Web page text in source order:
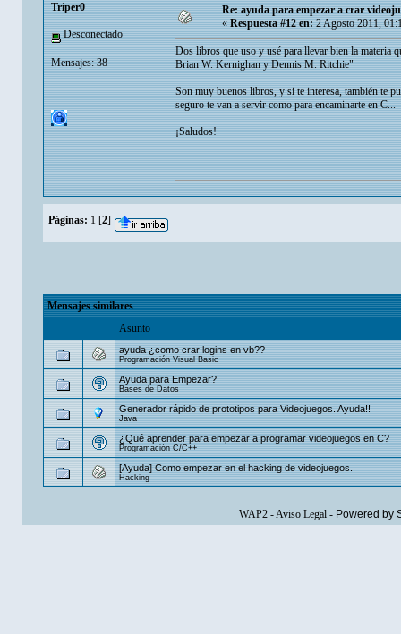
Triper0
Desconectado
Mensajes: 38
Re: ayuda para empezar a crar
«Respuesta #12 en:2 Agosto 2011,
Dos libros que uso y usé para llevar bien la materia
Brian W. Kernighan y Dennis M. Ritchie"
Son muy buenos libros, y si te interesa, también te
seguro te van a servir como para encaminarte en C...
¡Saludos!
Páginas: 1 [2]
Mensajes similares
Asunto
ayuda ¿como crar logins en vb??
Programación Visual Basic
Ayuda para Empezar?
Bases de Datos
Generador rápido de prototipos para Videojuegos. Ayuda!!
Java
¿Qué aprender para empezar a programar videojuegos en C?
Programación C/C++
[Ayuda] Como empezar en el hacking de videojuegos.
Hacking
WAP2-Aviso Legal- Powered by